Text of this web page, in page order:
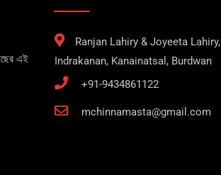
এই
Ranjan Lahiry & Joyeeta Lahiry,
Indrakanan, Kanainatsal, Burdwan
+91-9434861122
mchinnamasta@gmail.com